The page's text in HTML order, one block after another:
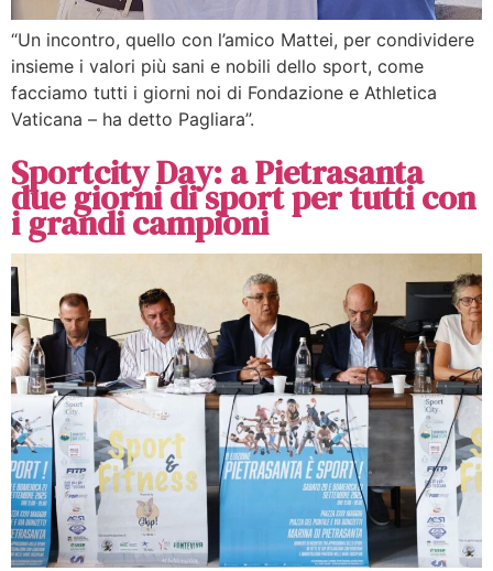
“Un incontro, quello con l’amico Mattei, per condividere
insieme i valori più sani e nobili dello sport, come
facciamo tutti i giorni noi di Fondazione e Athletica
Vaticana – ha detto Pagliara”.
Sportcity Day: a Pietrasanta
due giorni di sport per tutti con
i grandi campioni